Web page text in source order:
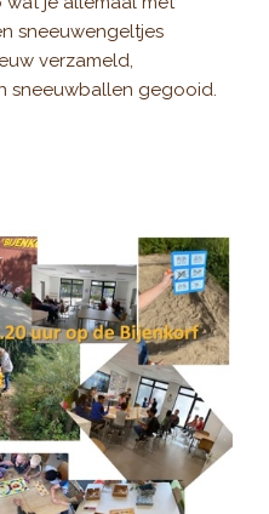
sneeuwengeltjes
verzameld,
sneeuwballen gegooid.